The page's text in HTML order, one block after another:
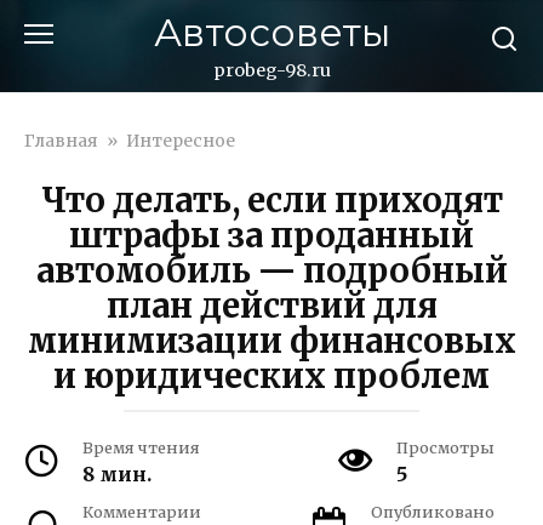
Автосоветы
probeg-98.ru
Главная » Интересное
Что делать, если приходят
штрафы за проданный
автомобиль — подробный
план действий для
минимизации финансовых
и юридических проблем
Время чтения
8 мин.
Просмотры
5
Комментарии Опубликовано